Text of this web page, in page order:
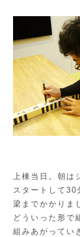
上棟当日。朝は
スタートして30
梁までかかりま
どういった形で
組みあがってい